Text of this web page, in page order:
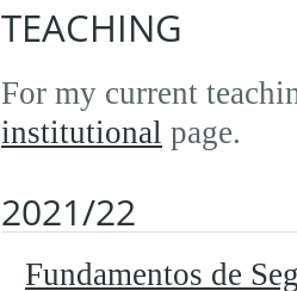
TEACHING
For my current
institutional page.
2021/22
Fundamentos de